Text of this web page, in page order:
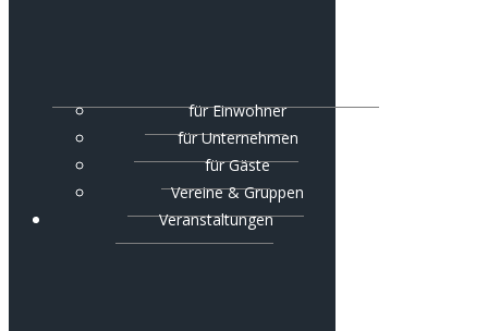
für Einwohner
für Unternehmen
für Gäste
Vereine & Gruppen
Veranstaltungen